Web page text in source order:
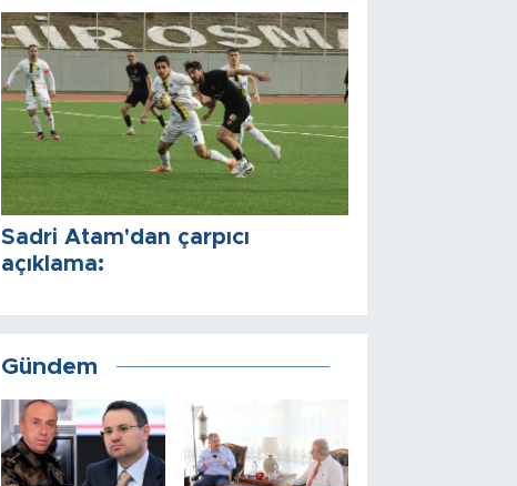
Sadri Atam'dan çarpıcı
açıklama:
Gündem